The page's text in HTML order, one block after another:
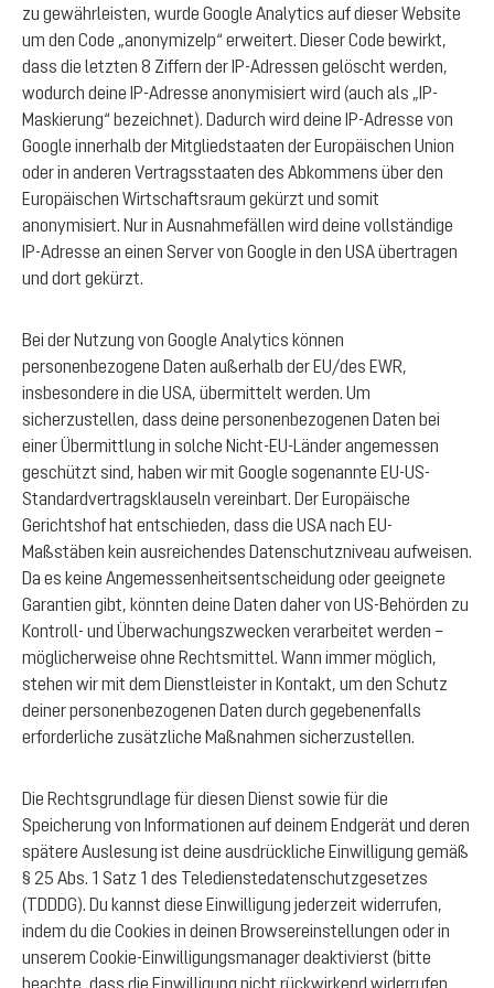
zu gewährleisten, wurde Google Analytics auf dieser Website
um den Code „anonymizeIp“ erweitert. Dieser Code bewirkt,
dass die letzten 8 Ziffern der IP-Adressen gelöscht werden,
wodurch deine IP-Adresse anonymisiert wird (auch als „IP-
Maskierung“ bezeichnet). Dadurch wird deine IP-Adresse von
Google innerhalb der Mitgliedstaaten der Europäischen Union
oder in anderen Vertragsstaaten des Abkommens über den
Europäischen Wirtschaftsraum gekürzt und somit
anonymisiert. Nur in Ausnahmefällen wird deine vollständige
IP-Adresse an einen Server von Google in den USA übertragen
und dort gekürzt.
Bei der Nutzung von Google Analytics können
personenbezogene Daten außerhalb der EU/des EWR,
insbesondere in die USA, übermittelt werden. Um
sicherzustellen, dass deine personenbezogenen Daten bei
einer Übermittlung in solche Nicht-EU-Länder angemessen
geschützt sind, haben wir mit Google sogenannte EU-US-
Standardvertragsklauseln vereinbart. Der Europäische
Gerichtshof hat entschieden, dass die USA nach EU-
Maßstäben kein ausreichendes Datenschutzniveau aufweisen.
Da es keine Angemessenheitsentscheidung oder geeignete
Garantien gibt, könnten deine Daten daher von US-Behörden zu
Kontroll- und Überwachungszwecken verarbeitet werden –
möglicherweise ohne Rechtsmittel. Wann immer möglich,
stehen wir mit dem Dienstleister in Kontakt, um den Schutz
deiner personenbezogenen Daten durch gegebenenfalls
erforderliche zusätzliche Maßnahmen sicherzustellen.
Die Rechtsgrundlage für diesen Dienst sowie für die
Speicherung von Informationen auf deinem Endgerät und deren
spätere Auslesung ist deine ausdrückliche Einwilligung gemäß
§ 25 Abs. 1 Satz 1 des Teledienstedatenschutzgesetzes
(TDDDG). Du kannst diese Einwilligung jederzeit widerrufen,
indem du die Cookies in deinen Browsereinstellungen oder in
unserem Cookie-Einwilligungsmanager deaktivierst (bitte
beachte, dass die Einwilligung nicht rückwirkend widerrufen